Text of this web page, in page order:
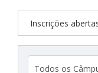
Inscrições